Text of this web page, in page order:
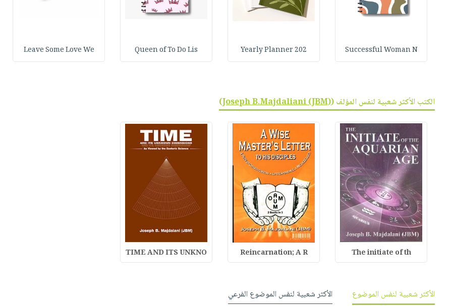
Successful Woman N
Yearly Planner 202
Queen of To Do Lis
Leave Some Love We
الكتب الأكثر شعبية لنفس المؤلف (Joseph B.Majdaliani (JBM)
)
The initiate of th
Reincarnation; A R
TIME AND ITS UNKNO
الأكثر شعبية لنفس الموضوع الأكثر شعبية لنفس الموضوع الفرعي